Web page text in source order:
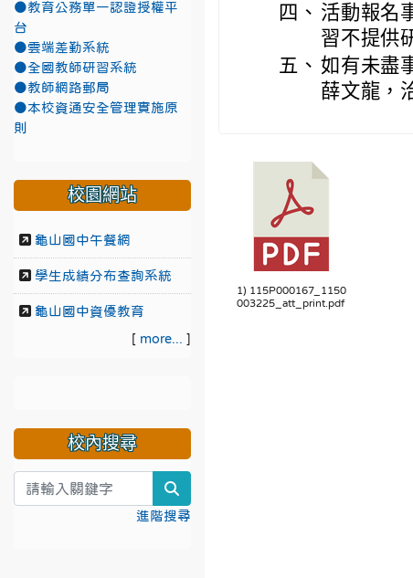
四、 活動報名
習不提供
五、 如有未盡
薛文龍，
1) 115P000167_1150
003225_att_print.pdf
●教育公務單一認證授權平
台
●雲端差勤系統
●全國教師研習系統
●教師網路郵局
●本校資通安全管理實施原
則
校園網站
龜山國中午餐網
學生成績分布查詢系統
龜山國中資優教育
[ more... ]
校內搜尋
進階搜尋